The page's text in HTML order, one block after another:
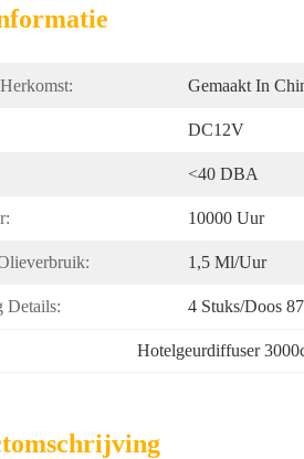
Gemaakt In
DC12V
<40 DBA
10000 Uur
1,5 Ml/uur
Details: 4 Stuks/doos
Hotelgeurdiffuser